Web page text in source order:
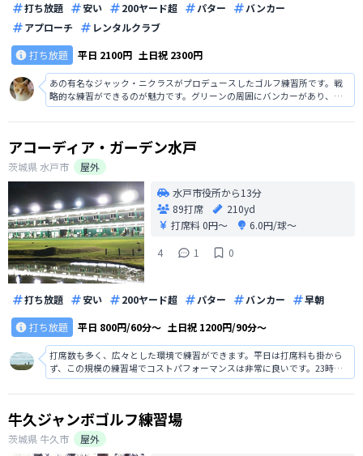
打ち放題 安い 200ヤード超 パター
バンカー
アプローチ
レンタルクラブ
打ち放題
平日 2100円 土日祝 2300円
あの有名なジャック・ニクラスがプロデュースしたゴルフ練習所です。戦
略的な練習ができるのが魅力です。グリーンの周囲にバンカーがあり、本
物のゴルフコースのようなレイアウトです。バンカーショットやパッティ
ングの練習も可能です。
アコーディア・ガーデン水戸
茨城県水戸市
屋外
水戸市役所から13分
89打席
210yd
打席料0円〜
6.0円/球〜
4
1 0
打ち放題 安い 200ヤード超 パター バンカー
早朝
打ち放題
平日 800円/60分〜 土日祝 1200円/90分〜
打席数も多く、広々とした環境で練習ができます。平日は打席料も掛から
ず、この規模の練習場でコストパフォーマンスは非常に良いです。23時ま
で営業していますので、仕事帰りに練習することも可能でしょう。パター
練習場、バンカー練習場、プロショップが併設しています。
牛久ジャンボゴルフ練習場
茨城県 牛久市
屋外